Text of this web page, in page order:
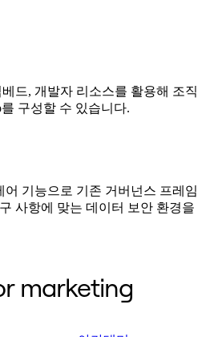
드, 개발자 리소스를 활용해 조직
구성할 수 있습니다.
어 기능으로 기존 거버넌스 프레임
사항에 맞는 데이터 보안 환경을
marketing